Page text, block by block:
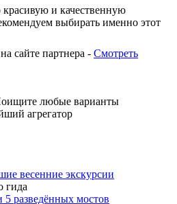
и качественную
выбирать именно этот
сайте партнера - Смотреть
любые варианты
агрегатор
весенние экскурсии
гида